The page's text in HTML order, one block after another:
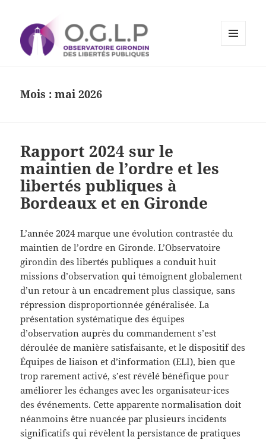
Libertés Publiques
Mois :mai 2026
Rapport 2024 sur le
maintien de l’ordre et les
libertés publiques à
Bordeaux et en Gironde
L’année 2024 marque une évolution contrastée du
maintien de l’ordre en Gironde. L’Observatoire
girondin des libertés publiques a conduit huit
missions d’observation qui témoignent globalement
d’un retour à un encadrement plus classique, sans
répression disproportionnée généralisée. La
présentation systématique des équipes
d’observation auprès du commandement s’est
déroulée de manière satisfaisante, et le dispositif des
Équipes de liaison et d’information (ELI), bien que
trop rarement activé, s’est révélé bénéfique pour
améliorer les échanges avec les organisateur·ices
des événements. Cette apparente normalisation doit
néanmoins être nuancée par plusieurs incidents
significatifs qui révèlent la persistance de pratiques